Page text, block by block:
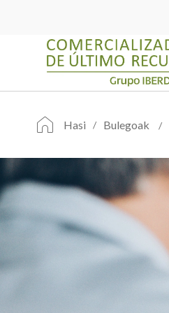
Hasi Bulegoak